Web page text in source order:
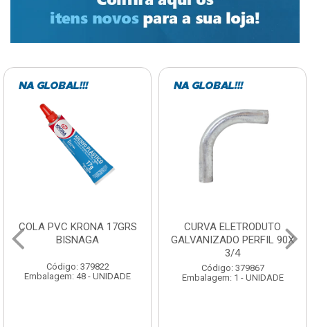
COLA PVC KRONA 17GRS
BISNAGA
Código: 379822
Embalagem: 48 - UNIDADE
CURVA ELETRODUTO
GALVANIZADO PERFIL 90X
3/4
Código: 379867
Embalagem: 1 - UNIDADE